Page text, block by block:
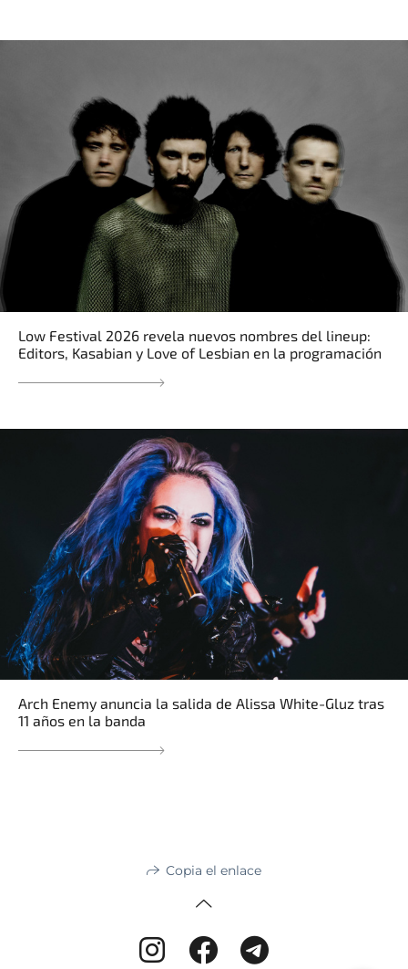
Low Festival 2026 revela nuevos nombres del lineup:
Editors, Kasabian y Love of Lesbian en la programación
Arch Enemy anuncia la salida de Alissa White-Gluz tras
11 años en la banda
Copia el enlace